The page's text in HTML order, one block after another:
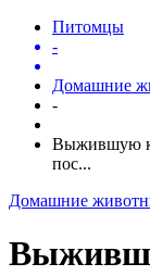
Питомцы
-
Домашние
-
Выжившую
пос...
Домашние